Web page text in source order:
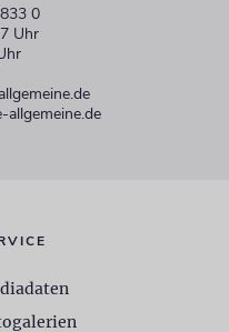
0
Uhr
allgemeine.de